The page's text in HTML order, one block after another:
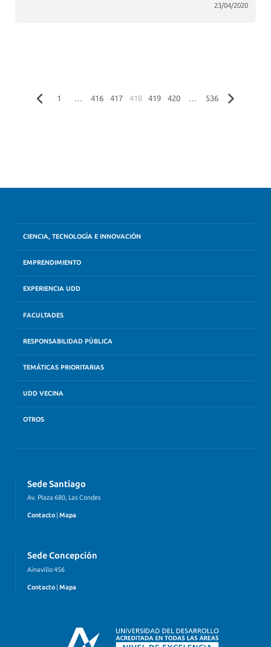
23/04/2020
1 … 416 417 418 419 420 … 536
CIENCIA, TECNOLOGÍA E INNOVACIÓN
EMPRENDIMIENTO
EXPERIENCIA UDD
FACULTADES
RESPONSABILIDAD PÚBLICA
TEMÁTICAS PRIORITARIAS
UDD VECINA
OTROS
Sede Santiago
Av. Plaza 680, Las Condes
Contacto Mapa
Sede Concepción
Ainavillo 456
Contacto | Mapa